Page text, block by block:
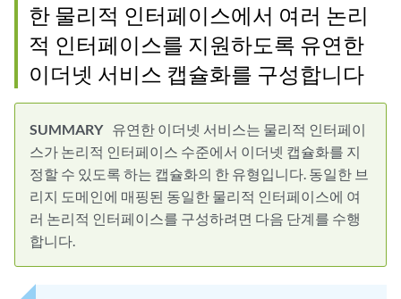
한 물리적 인터페이스에서 여러 논리
적 인터페이스를 지원하도록 유연한
이더넷 서비스 캡슐화를 구성합니다
유연한 이더넷 서비스는 물리적 인터페이
스가 논리적 인터페이스 수준에서 이더넷 캡슐화를 지
정할 수 있도록 하는 캡슐화의 한 유형입니다. 동일한 브
리지 도메인에 매핑된 동일한 물리적 인터페이스에 여
러 논리적 인터페이스를 구성하려면 다음 단계를 수행
합니다.